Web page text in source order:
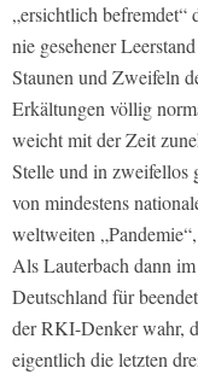
„ersichtlich befremdet“
nie gesehener
Staunen und Zweifeln
Erkältungen völlig
weicht mit der Zeit
Stelle und in zweifellos
von mindestens
weltweiten
Als Lauterbach dann
Deutschland für
der RKI-Denker wahr,
eigentlich die letzten